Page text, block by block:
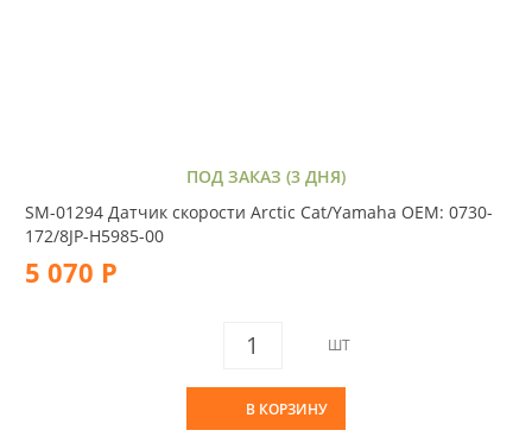
ПОД ЗАКАЗ (3 ДНЯ)
SM-01294 Датчик скорости Arctic Cat/Yamaha OEM: 0730-
172/8JP-H5985-00
5 070 Р
ШТ
В КОРЗИНУ